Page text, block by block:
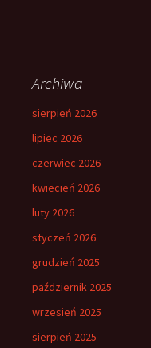
Archiwa
sierpień 2026
lipiec 2026
czerwiec 2026
kwiecień 2026
luty 2026
styczeń 2026
grudzień 2025
październik 2025
wrzesień 2025
sierpień 2025